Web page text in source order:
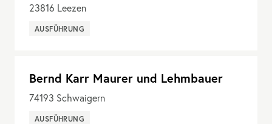
23816 Leezen
AUSFÜHRUNG
Bernd Karr Maurer und Lehmbauer
74193 Schwaigern
AUSFÜHRUNG